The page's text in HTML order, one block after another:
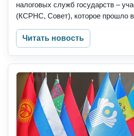
налоговых служб государств –
(КСРНС, Совет), которое прошло
Читать новость